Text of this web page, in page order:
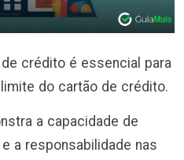
crédito é essencial para
do cartão de crédito.
a capacidade de
a responsabilidade nas